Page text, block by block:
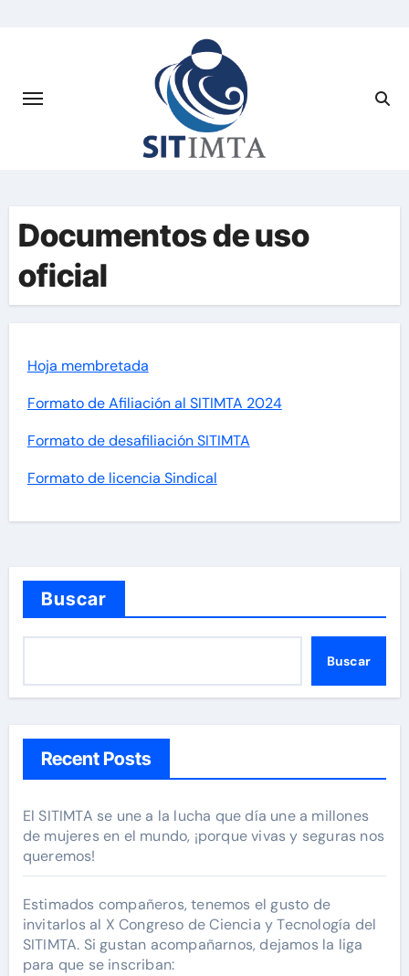
Documentos de uso
oficial
Hoja membretada
Formato de Afiliación al SITIMTA 2024
Formato de desafiliación SITIMTA
Formato de licencia Sindical
Buscar
Buscar
Recent Posts
El SITIMTA se une a la lucha que día une a millones
de mujeres en el mundo, ¡porque vivas y seguras nos
queremos!
Estimados compañeros, tenemos el gusto de
invitarlos al X Congreso de Ciencia y Tecnología del
SITIMTA. Si gustan acompañarnos, dejamos la liga
para que se inscriban: